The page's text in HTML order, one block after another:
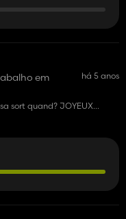
em
há 5 anos
sort quand? JOYEUX